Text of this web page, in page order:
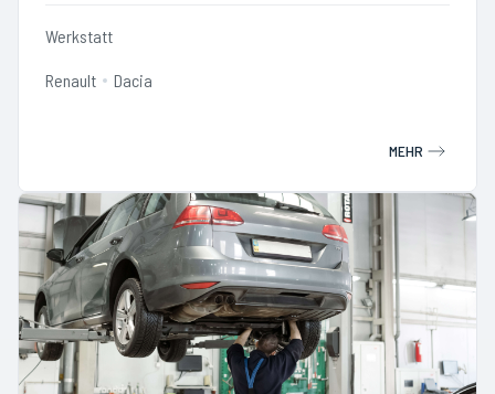
Werkstatt
Renault Dacia
MEHR